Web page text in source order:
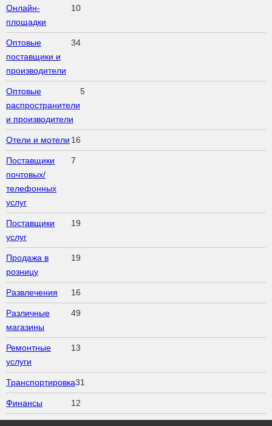
Онлайн-
площадки
10
Оптовые
поставщики и
производители
34
Оптовые
распространители
и производители
5
Отели и мотели 16
Поставщики
почтовых/
телефонных
услуг
7
Поставщики
услуг
19
Продажа в
розницу
19
Развлечения 16
Различные
магазины
49
Ремонтные
услуги
13
Транспортировка31
Финансы 12